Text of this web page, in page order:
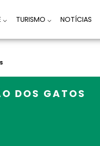
⌵ TURISMO ⌵ NOTÍCIAS
DOS GATOS